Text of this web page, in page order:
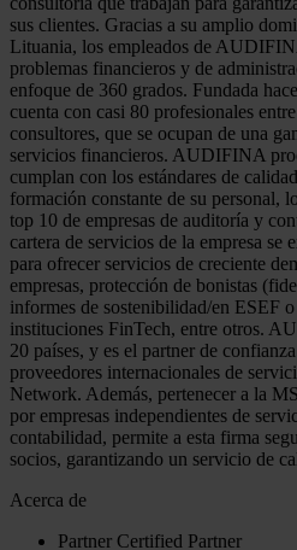
sus clientes. Gracias a su amplio
Lituania, los empleados de
problemas financieros y de
enfoque de 360 grados. Fundada
cuenta con casi 80 profesionales
consultores, que se ocupan de una
servicios financieros. AUDIFINA
cumplan con los estándares de
formación constante de su personal,
top 10 de empresas de auditoría y
cartera de servicios de la empresa se
para ofrecer servicios de creciente
empresas, protección de bonistas
informes de sostenibilidad/en ESEF
instituciones FinTech, entre otros.
20 países, y es el partner de
proveedores internacionales de
Network. Además, pertenecer a la
por empresas independientes de
contabilidad, permite a esta firma
socios, garantizando un servicio de
Acerca de
Partner Certified Partner